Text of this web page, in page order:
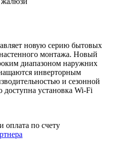
новую серию бытовых
монтажа. Новый
диапазоном наружних
инверторным
и сезонной
установка Wi-Fi
оплата по счету